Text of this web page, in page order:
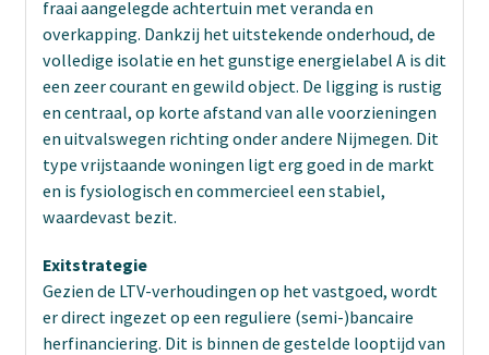
fraai aangelegde achtertuin met veranda en
overkapping. Dankzij het uitstekende onderhoud, de
volledige isolatie en het gunstige energielabel A is dit
een zeer courant en gewild object. De ligging is rustig
en centraal, op korte afstand van alle voorzieningen
en uitvalswegen richting onder andere Nijmegen. Dit
type vrijstaande woningen ligt erg goed in de markt
en is fysiologisch en commercieel een stabiel,
waardevast bezit.
Exitstrategie
Gezien de LTV-verhoudingen op het vastgoed, wordt
er direct ingezet op een reguliere (semi-)bancaire
herfinanciering. Dit is binnen de gestelde looptijd van